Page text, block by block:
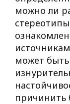
можно ли
может
причинить